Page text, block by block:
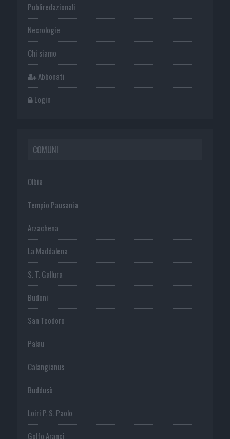
Publiredazionali
Necrologie
Chi siamo
Abbonati
Login
COMUNI
Olbia
Tempio Pausania
Arzachena
La Maddalena
S. T. Gallura
Budoni
San Teodoro
Palau
Calangianus
Buddusò
Loiri P. S. Paolo
Golfo Aranci